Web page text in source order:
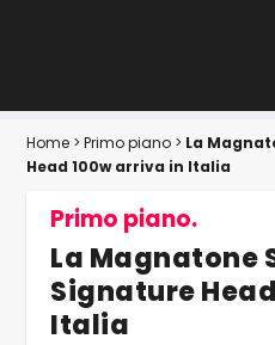
Home >Primo piano > La
Head 100w arriva in Italia
Primo piano.
La Magnatone
Signature
Italia